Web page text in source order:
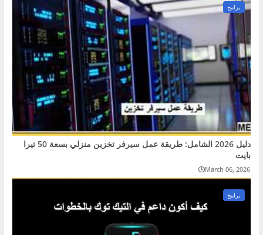
برامج
دليل 2026 الشامل: طريقة عمل سيرفر تخزين منزلي بسعة 50 تيرا
بايت
March 06, 2026
برامج